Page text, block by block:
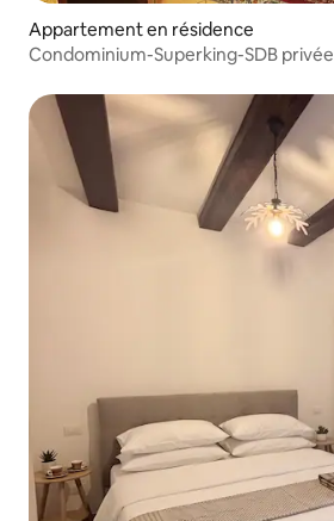
Appartement en résidence
Condominium-Superking-SDB privée